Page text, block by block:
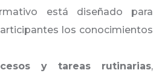
está diseñado para
los conocimientos
y tareas rutinarias,